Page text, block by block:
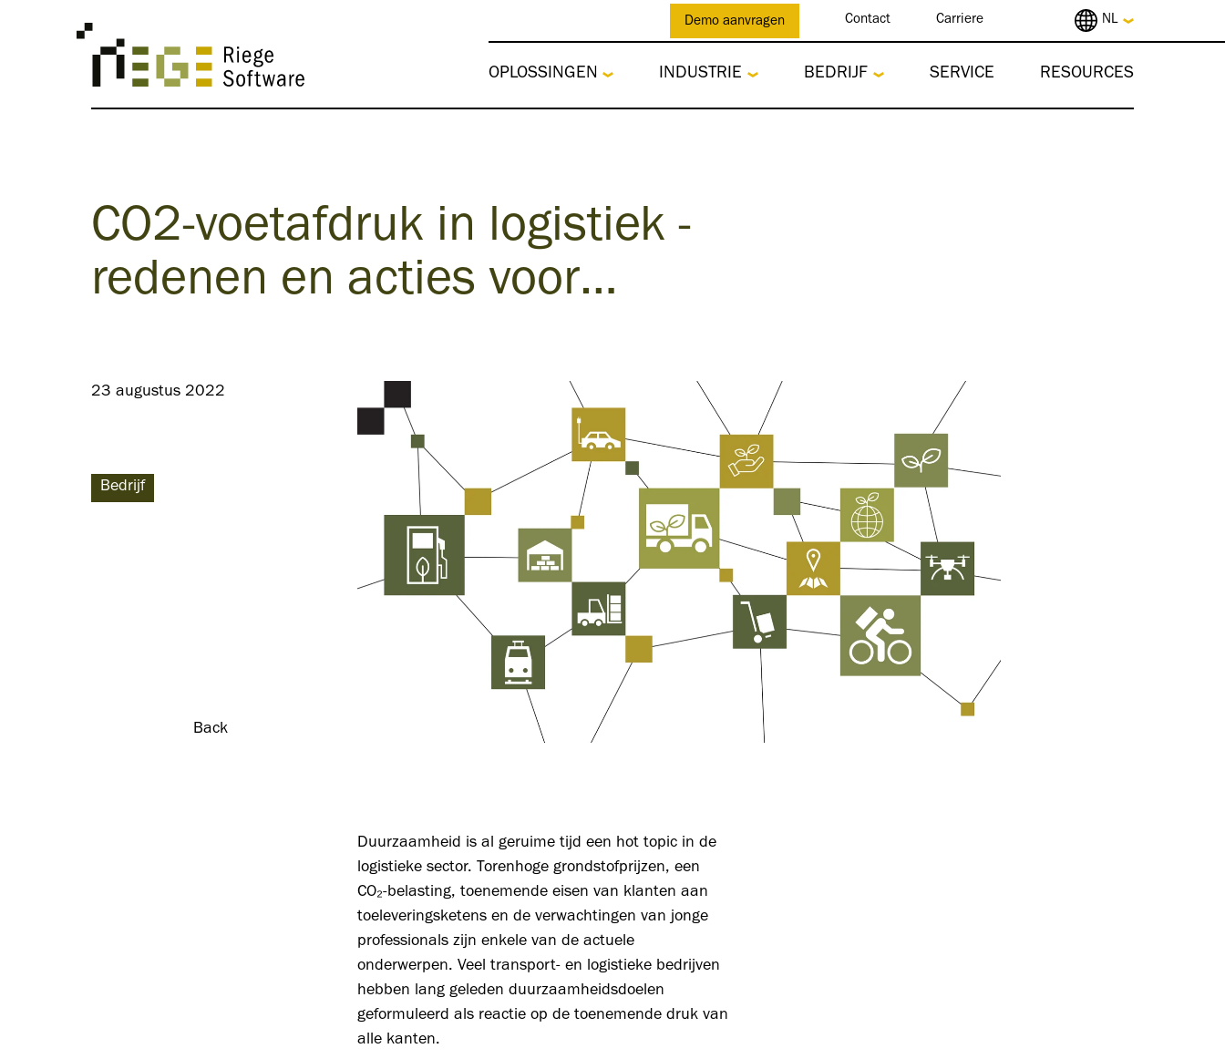
Demo aanvragen Contact Carriere NL
OPLOSSINGEN INDUSTRIE BEDRIJF SERVICE RESOURCES
CO2-voetafdruk in logistiek -
redenen en acties voor…
23 augustus 2022
Bedrijf
Back
Duurzaamheid is al geruime tijd een hot topic in de
logistieke sector. Torenhoge grondstofprijzen, een
CO₂-belasting, toenemende eisen van klanten aan
toeleveringsketens en de verwachtingen van jonge
professionals zijn enkele van de actuele
onderwerpen. Veel transport- en logistieke bedrijven
hebben lang geleden duurzaamheidsdoelen
geformuleerd als reactie op de toenemende druk van
alle kanten.